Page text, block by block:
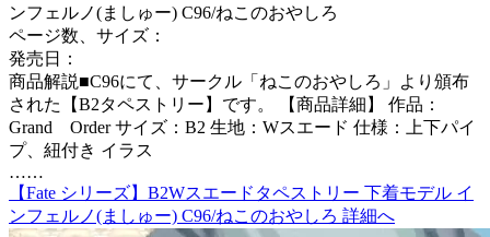
ンフェルノ(ましゅー) C96/ねこのおやしろ
ページ数、サイズ：
発売日：
商品解説■C96にて、サークル「ねこのおやしろ」より頒布
された【B2タペストリー】です。 【商品詳細】 作品：
Grand Order サイズ：B2 生地：Wスエード 仕様：上下パイ
プ、紐付き イラス
……
【Fate シリーズ】B2Wスエードタペストリー 下着モデル イ
ンフェルノ(ましゅー) C96/ねこのおやしろ 詳細へ